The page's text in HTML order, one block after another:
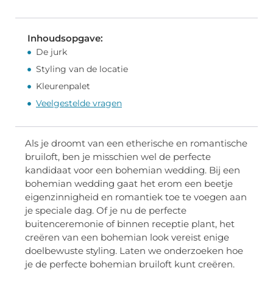
Inhoudsopgave:
De jurk
Styling van de locatie
Kleurenpalet
Veelgestelde vragen
Als je droomt van een etherische en romantische
bruiloft, ben je misschien wel de perfecte
kandidaat voor een bohemian wedding. Bij een
bohemian wedding gaat het erom een beetje
eigenzinnigheid en romantiek toe te voegen aan
je speciale dag. Of je nu de perfecte
buitenceremonie of binnen receptie plant, het
creëren van een bohemian look vereist enige
doelbewuste styling. Laten we onderzoeken hoe
je de perfecte bohemian bruiloft kunt creëren.